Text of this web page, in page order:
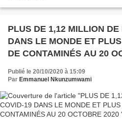
PLUS DE 1,12 MILLION
DANS LE MONDE ET
DE CONTAMINÉS AU 20
Publié le 20/10/2020 à 15:09
Par Emmanuel Nkunzumwami